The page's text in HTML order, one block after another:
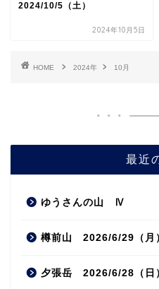
2024/10/5（土）
2024年10月5日
HOME 2024年 10月
最近
ゆうさんの山 Ⅳ
樽前山 2026/6/29（月
夕張岳 2026/6/28（日